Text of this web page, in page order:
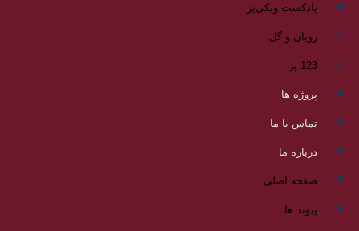
پادکست ویکی‌پز
روبان و گل
123 پز
پروژه ها
تماس با ما
درباره ما
صفحه اصلی
پیوند ها